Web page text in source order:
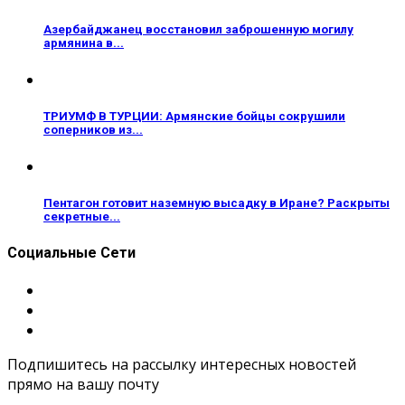
Азербайджанец восстановил заброшенную могилу
армянина в...
ТРИУМФ В ТУРЦИИ: Армянские бойцы сокрушили
соперников из...
Пентагон готовит наземную высадку в Иране? Раскрыты
секретные...
Социальные Сети
Подпишитесь на рассылку интересных новостей
прямо на вашу почту